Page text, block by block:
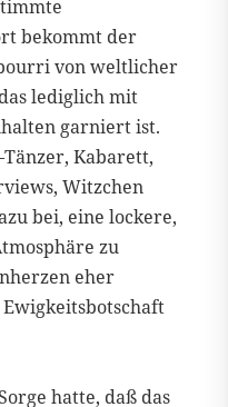
bekommt der
von weltlicher
lediglich mit
garniert ist.
Kabarett,
Witzchen
bei, eine lockere,
zu
eher
hatte, daß das